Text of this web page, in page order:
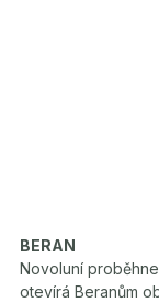
BERAN
Novoluní
otevírá Beranům